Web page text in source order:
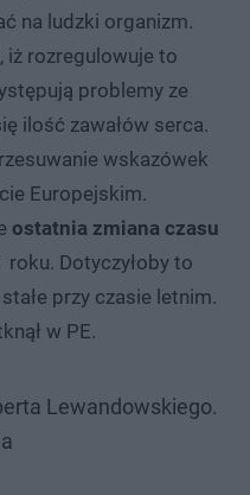
na ludzki organizm.
iż rozregulowuje to
problemy ze
ilość zawałów serca.
wskazówek
Europejskim.
ostatnia zmiana czasu
Dotyczyłoby to
przy czasie letnim.
w PE.
Lewandowskiego.